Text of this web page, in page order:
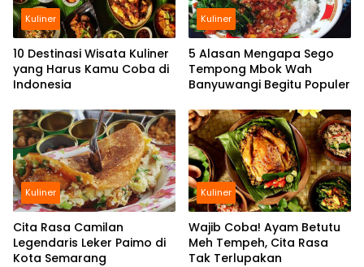
Kuliner
10 Destinasi Wisata Kuliner
yang Harus Kamu Coba di
Indonesia
Kuliner
5 Alasan Mengapa Sego
Tempong Mbok Wah
Banyuwangi Begitu Populer
Kuliner
Cita Rasa Camilan
Legendaris Leker Paimo di
Kota Semarang
Kuliner
Wajib Coba! Ayam Betutu
Meh Tempeh, Cita Rasa
Tak Terlupakan